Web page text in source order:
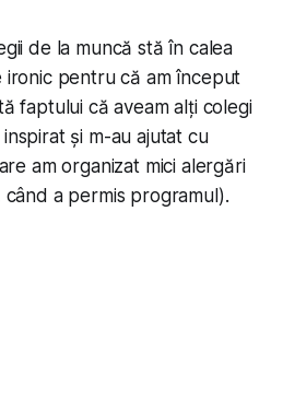
de la muncă stă în calea
ironic pentru că am început
faptului că aveam alți colegi
și m-au ajutat cu
am organizat mici alergări
a permis programul).